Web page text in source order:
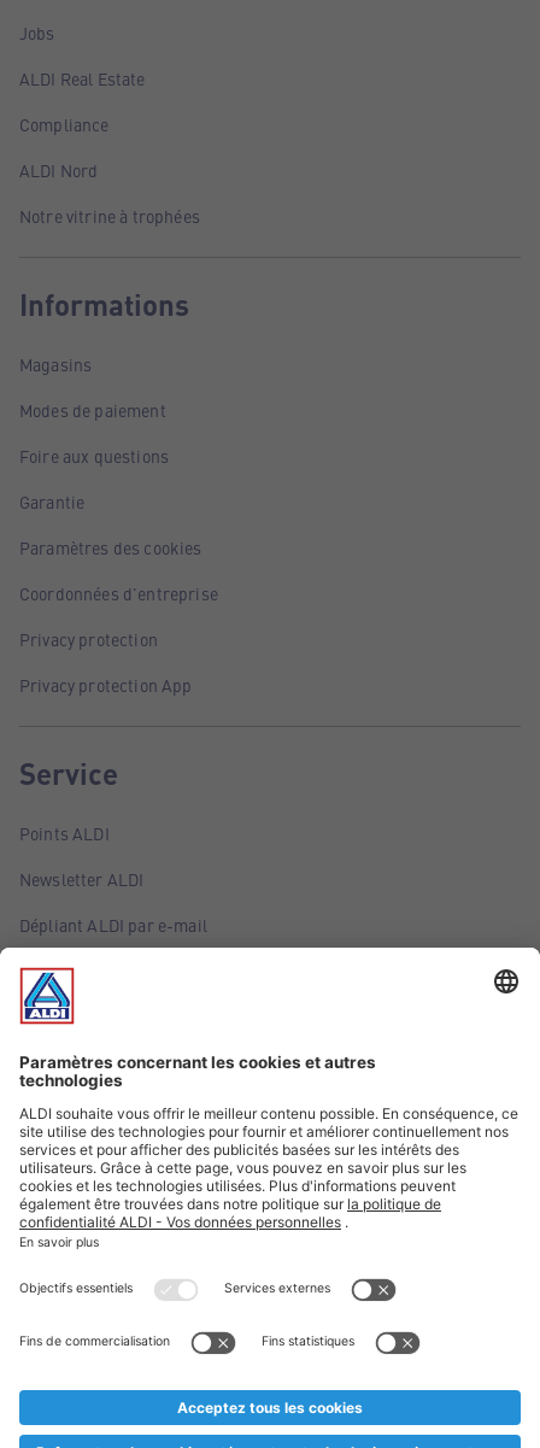
Jobs
ALDI Real Estate
Compliance
ALDI Nord
Notre vitrine à trophées
Informations
Magasins
Modes de paiement
Foire aux questions
Garantie
Paramètres des cookies
Coordonnées d'entreprise
Privacy protection
Privacy protection App
Service
Points ALDI
Newsletter ALDI
Dépliant ALDI par e-mail
Offres
Infos essentielles
Suivez ALDI Belgique
Textes marqués d'un astérisque et mentions légales
* Nous vendons ces articles temporairement et jusqu'à
au cas où, malgré le planning bien étudié, nous serions
prématurément en rupture de stock. Prix Recupel et TVA incl.
** Sur ce site, l’utilisation de la forme masculine a été adoptée